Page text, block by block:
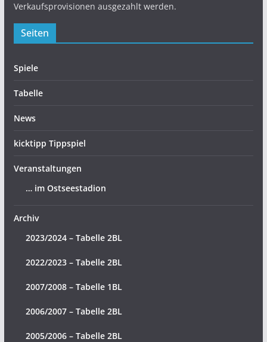
Verkaufsprovisionen ausgezahlt werden.
Seiten
Spiele
Tabelle
News
kicktipp Tippspiel
Veranstaltungen
… im Ostseestadion
Archiv
2023/2024 – Tabelle 2BL
2022/2023 – Tabelle 2BL
2007/2008 – Tabelle 1BL
2006/2007 – Tabelle 2BL
2005/2006 – Tabelle 2BL